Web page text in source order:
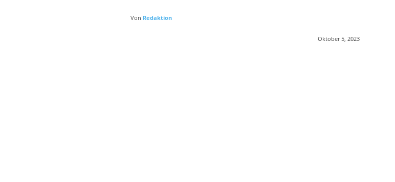
Von Redaktion
Oktober 5, 2023